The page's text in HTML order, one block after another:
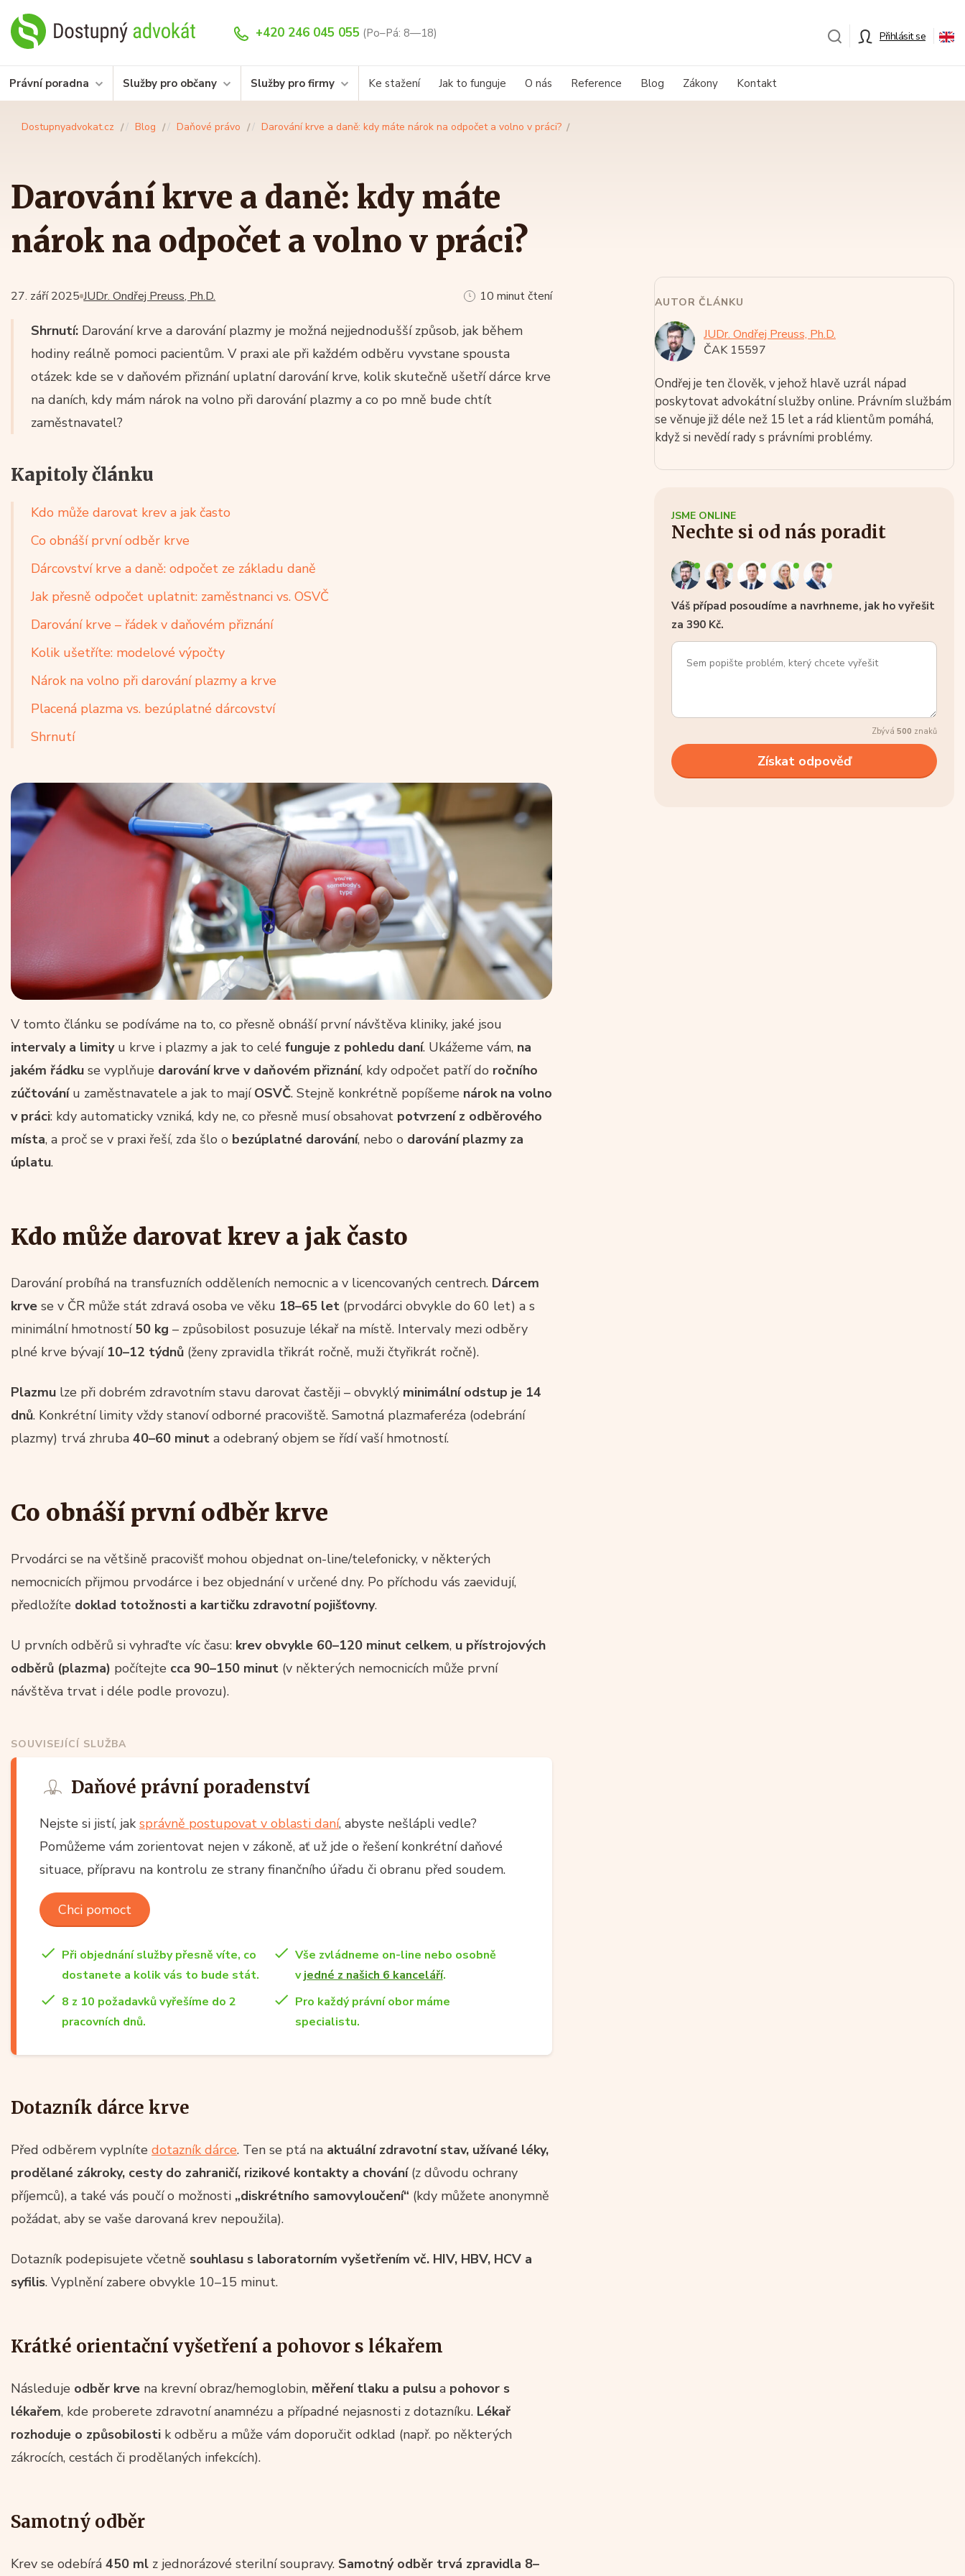
+420 246 045 055 (Po–Pá: 8—18) Přihlásit se
Právní poradna Služby pro občany Služby pro firmy Ke stažení Jak to funguje O nás Reference Blog Zákony Kontakt
Dostupnyadvokat.cz Blog Daňové právo Darování krve a daně: kdy máte nárok na odpočet a volno v práci?
Darování krve a daně: kdy máte
nárok na odpočet a volno v práci?
JUDr. Ondřej Preuss, Ph.D.
27. září 2025 10 minut čtení
Shrnutí: Darování krve a darování plazmy je možná nejjednodušší způsob, jak během
hodiny reálně pomoci pacientům. V praxi ale při každém odběru vyvstane spousta
otázek: kde se v daňovém přiznání uplatní darování krve, kolik skutečně ušetří dárce krve
na daních, kdy mám nárok na volno při darování plazmy a co po mně bude chtít
zaměstnavatel?
Kapitoly článku
Kdo může darovat krev a jak často
Co obnáší první odběr krve
Dárcovství krve a daně: odpočet ze základu daně
Jak přesně odpočet uplatnit: zaměstnanci vs. OSVČ
Darování krve – řádek v daňovém přiznání
Kolik ušetříte: modelové výpočty
Nárok na volno při darování plazmy a krve
Placená plazma vs. bezúplatné dárcovství
Shrnutí
V tomto článku se podíváme na to, co přesně obnáší první návštěva kliniky, jaké jsou
intervaly a limityu krve i plazmy a jak to celé funguje z pohledu daní. Ukážeme vám, na
jakém řádku se vyplňuje darování krve v daňovém přiznání, kdy odpočet patří do ročního
zúčtováníu zaměstnavatele a jak to mají OSVČ. Stejně konkrétně popíšeme nárok na volno
v práci: kdy automaticky vzniká, kdy ne, co přesně musí obsahovat potvrzení z odběrového
místa, a proč se v praxi řeší, zda šlo o bezúplatné darování, nebo o darování plazmy za
úplatu.
Kdo může darovat krev a jak často
Darování probíhá na transfuzních odděleních nemocnic a v licencovaných centrech. Dárcem
krve se v ČR může stát zdravá osoba ve věku 18–65 let (prvodárci obvykle do 60 let) a s
minimální hmotností 50 kg – způsobilost posuzuje lékař na místě. Intervaly mezi odběry
plné krve bývají 10–12 týdnů (ženy zpravidla třikrát ročně, muži čtyřikrát ročně).
Plazmu lze při dobrém zdravotním stavu darovat častěji – obvyklý minimální odstup je 14
dnů. Konkrétní limity vždy stanoví odborné pracoviště. Samotná plazmaferéza (odebrání
plazmy) trvá zhruba 40–60 minut a odebraný objem se řídí vaší hmotností.
Co obnáší první odběr krve
Prvodárci se na většině pracovišť mohou objednat on-line/telefonicky, v některých
nemocnicích přijmou prvodárce i bez objednání v určené dny. Po příchodu vás zaevidují,
předložíte doklad totožnosti a kartičku zdravotní pojišťovny.
U prvních odběrů si vyhraďte víc času: krev obvykle 60–120 minut celkem, u přístrojových
odběrů (plazma) počítejte cca 90–150 minut (v některých nemocnicích může první
návštěva trvat i déle podle provozu).
SOUVISEJÍCÍ SLUŽBA
Daňové právní poradenství
Nejste si jistí, jak správně postupovat v oblasti daní, abyste nešlápli vedle?
Pomůžeme vám zorientovat nejen v zákoně, ať už jde o řešení konkrétní daňové
situace, přípravu na kontrolu ze strany finančního úřadu či obranu před soudem.
Chci pomoct
Při objednání služby přesně víte, co
dostanete a kolik vás to bude stát.
Vše zvládneme on-line nebo osobně
vjedné z našich 6 kanceláří.
8 z 10 požadavků vyřešíme do 2
pracovních dnů.
Pro každý právní obor máme
specialistu.
Dotazník dárce krve
Před odběrem vyplníte dotazník dárce. Ten se ptá na aktuální zdravotní stav, užívané léky,
prodělané zákroky, cesty do zahraničí, rizikové kontakty a chování(z důvodu ochrany
příjemců), a také vás poučí o možnosti „diskrétního samovyloučení“ (kdy můžete anonymně
požádat, aby se vaše darovaná krev nepoužila).
Dotazník podepisujete včetně souhlasu s laboratorním vyšetřením vč. HIV, HBV, HCV a
syfilis. Vyplnění zabere obvykle 10–15 minut.
Krátké orientační vyšetření a pohovor s lékařem
Následuje odběr krve na krevní obraz/hemoglobin, měření tlaku a pulsu a pohovor s
lékařem, kde proberete zdravotní anamnézu a případné nejasnosti z dotazníku. Lékař
rozhoduje o způsobilosti k odběru a může vám doporučit odklad (např. po některých
zákrocích, cestách či prodělaných infekcích).
Samotný odběr
Krev se odebírá 450 ml z jednorázové sterilní soupravy. Samotný odběr trvá zpravidla 8–
AUTOR ČLÁNKU
JUDr. Ondřej Preuss, Ph.D.
ČAK 15597
Ondřej je ten člověk, v jehož hlavě uzrál nápad
poskytovat advokátní služby online. Právním službám
se věnuje již déle než 15 let a rád klientům pomáhá,
když si nevědí rady s právními problémy.
JSME ONLINE
Nechte si od nás poradit
Váš případ posoudíme a navrhneme, jak ho vyřešit
za 390 Kč.
Zbývá 500 znaků